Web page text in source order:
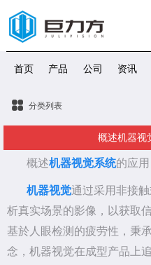
首页 产品 公司 资讯
分类列表
概述机器视
概述机器视觉系统的应用
机器视觉通过采用非接
析真实场景的影像，以获取
基於人眼检测的疲劳性，秉
念，机器视觉在成型产品上